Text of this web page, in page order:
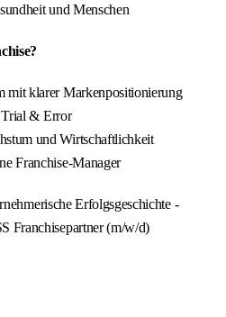
und Menschen
mit klarer Markenpositionierung
Trial & Error
und Wirtschaftlichkeit
Franchise-Manager
Erfolgsgeschichte -
Franchisepartner (m/w/d)